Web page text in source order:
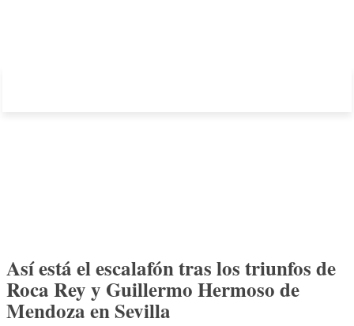
Así está el escalafón tras los triunfos de
Roca Rey y Guillermo Hermoso de
Mendoza en Sevilla